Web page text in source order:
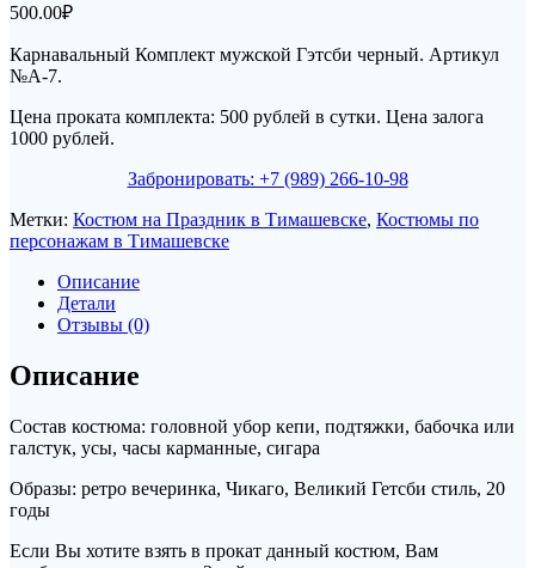
500.00₽
Карнавальный Комплект мужской Гэтсби черный. Артикул
№А-7.
Цена проката комплекта: 500 рублей в сутки. Цена залога
1000 рублей.
Забронировать: +7 (989) 266-10-98
Метки: Костюм на Праздник в Тимашевске, Костюмы по
персонажам в Тимашевске
Описание
Детали
Отзывы (0)
Описание
Состав костюма: головной убор кепи, подтяжки, бабочка или
галстук, усы, часы карманные, сигара
Образы: ретро вечеринка, Чикаго, Великий Гетсби стиль, 20
годы
Если Вы хотите взять в прокат данный костюм, Вам